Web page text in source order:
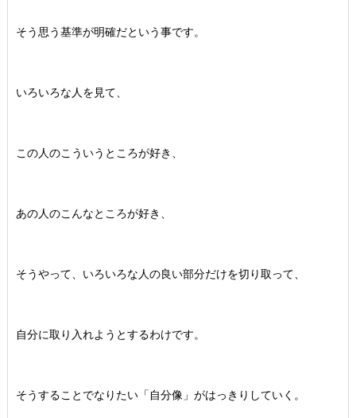
そう思う基準が明確だという事です。
いろいろな人を見て、
この人のこういうところが好き、
あの人のこんなところが好き、
そうやって、いろいろな人の良い部分だけを切り取って、
自分に取り入れようとするわけです。
そうすることでなりたい「自分像」がはっきりしていく。